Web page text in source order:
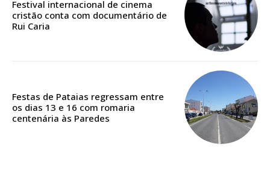
12 meses
Acesso aos conteúdos Exclusivos para
assinantes
Ofertas para assinatura anual
Festival internacional de cinema
cristão conta com documentário de
Rui Caria
Festas de Pataias regressam entre
os dias 13 e 16 com romaria
centenária às Paredes